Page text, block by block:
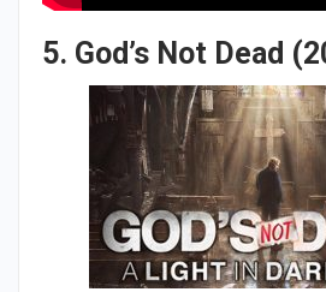
5. God’s Not Dead